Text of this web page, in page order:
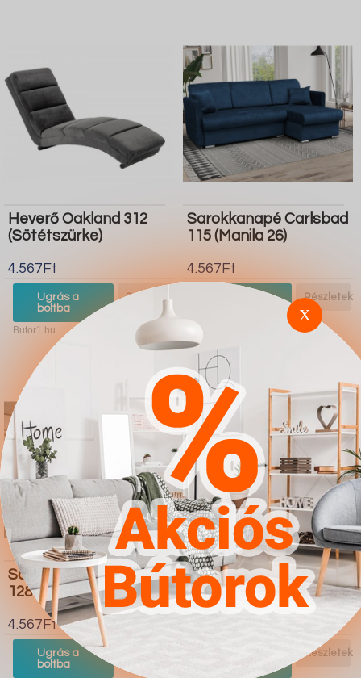
Heverő Oakland 312
(Sötétszürke)
4.567Ft
Ugrás a
boltba
Részletek
Butor1.hu
Sarokkanapé Carlsbad
115 (Manila 26)
4.567Ft
Részletek
Sarokkanapé Comfivo
128 (Soft 017 Soul 20)
4.567Ft
Ugrás a
boltba
Vitrin Houston F104
Részletek
X